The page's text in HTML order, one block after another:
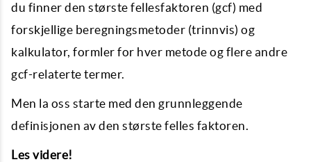
du finner den største fellesfaktoren (gcf) med
forskjellige beregningsmetoder (trinnvis) og
kalkulator, formler for hver metode og flere andre
gcf-relaterte termer.
Men la oss starte med den grunnleggende
definisjonen av den største felles faktoren.
Les videre!